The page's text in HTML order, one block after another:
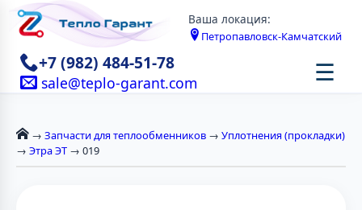
Ваша локация:
Петропавловск-Камчатский
+7 (982) 484-51-78
sale@teplo-garant.com ☰
→ Запчасти для теплообменников → Уплотнения (прокладки)
→ Этра ЭТ → 019